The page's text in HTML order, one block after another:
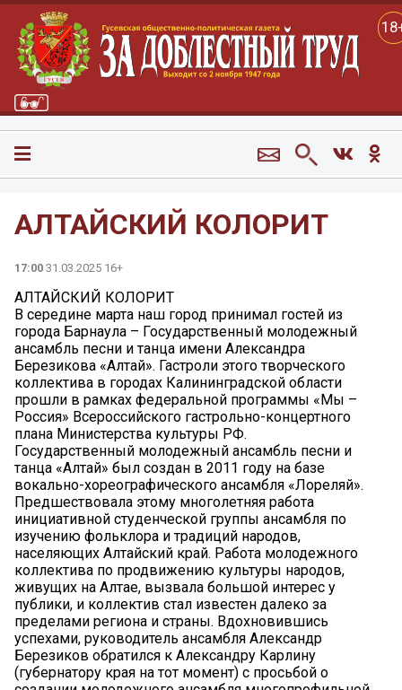
АЛТАЙСКИЙ КОЛОРИТ
17:00 31.03.2025 16+
АЛТАЙСКИЙ КОЛОРИТ
В середине марта наш город принимал гостей из
города Барнаула – Государственный молодежный
ансамбль песни и танца имени Александра
Березикова «Алтай». Гастроли этого творческого
коллектива в городах Калининградской области
прошли в рамках федеральной программы «Мы –
Россия» Всероссийского гастрольно-концертного
плана Министерства культуры РФ.
Государственный молодежный ансамбль песни и
танца «Алтай» был создан в 2011 году на базе
вокально-хореографического ансамбля «Лореляй».
Предшествовала этому многолетняя работа
инициативной студенческой группы ансамбля по
изучению фольклора и традиций народов,
населяющих Алтайский край. Работа молодежного
коллектива по продвижению культуры народов,
живущих на Алтае, вызвала большой интерес у
публики, и коллектив стал известен далеко за
пределами региона и страны. Вдохновившись
успехами, руководитель ансамбля Александр
Березиков обратился к Александру Карлину
(губернатору края на тот момент) с просьбой о